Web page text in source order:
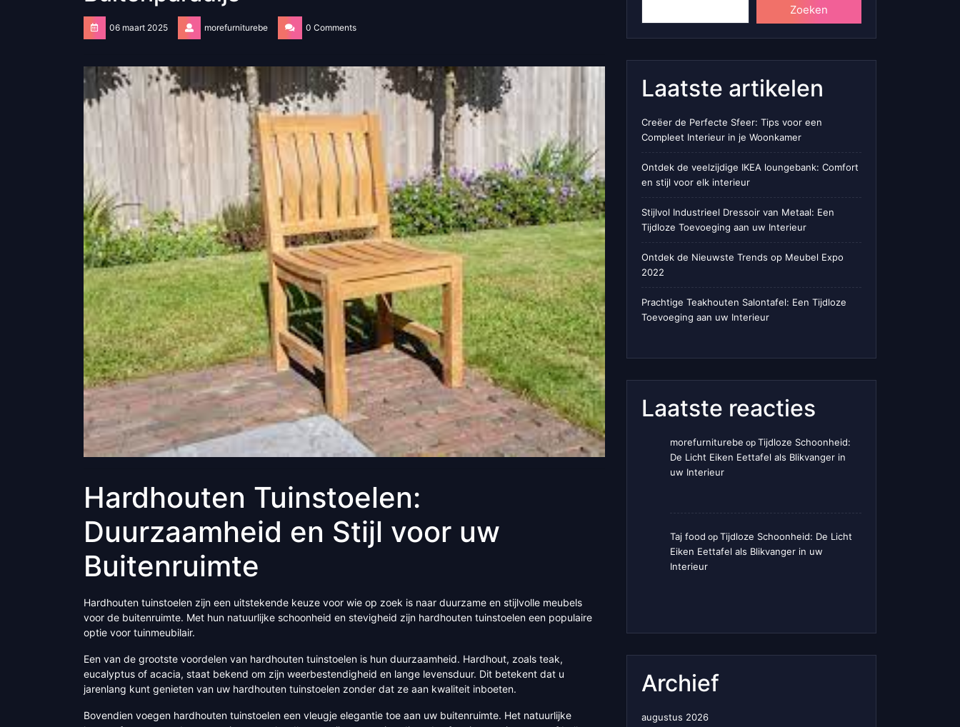
06 maart 2025 morefurniturebe 0 Comments
Hardhouten Tuinstoelen:
Duurzaamheid en Stijl voor uw
Buitenruimte
Hardhouten tuinstoelen zijn een uitstekende keuze voor wie op zoek is naar duurzame en stijlvolle meubels
voor de buitenruimte. Met hun natuurlijke schoonheid en stevigheid zijn hardhouten tuinstoelen een populaire
optie voor tuinmeubilair.
Een van de grootste voordelen van hardhouten tuinstoelen is hun duurzaamheid. Hardhout, zoals teak,
eucalyptus of acacia, staat bekend om zijn weerbestendigheid en lange levensduur. Dit betekent dat u
jarenlang kunt genieten van uw hardhouten tuinstoelen zonder dat ze aan kwaliteit inboeten.
Bovendien voegen hardhouten tuinstoelen een vleugje elegantie toe aan uw buitenruimte. Het natuurlijke
Zoeken
Laatste artikelen
Creëer de Perfecte Sfeer: Tips voor een
Compleet Interieur in je Woonkamer
Ontdek de veelzijdige IKEA loungebank: Comfort
en stijl voor elk interieur
Stijlvol Industrieel Dressoir van Metaal: Een
Tijdloze Toevoeging aan uw Interieur
Ontdek de Nieuwste Trends op Meubel Expo
2022
Prachtige Teakhouten Salontafel: Een Tijdloze
Toevoeging aan uw Interieur
Laatste reacties
morefurniturebe op Tijdloze Schoonheid:
De Licht Eiken Eettafel als Blikvanger in
uw Interieur
Taj food op Tijdloze Schoonheid: De Licht
Eiken Eettafel als Blikvanger in uw
Interieur
Archief
augustus 2026